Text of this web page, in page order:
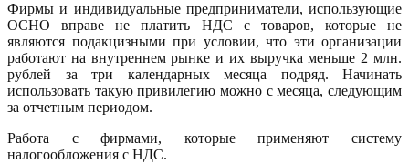
Фирмы и индивидуальные предприниматели, использующие
ОСНО вправе не платить НДС с товаров, которые не
являются подакцизными при условии, что эти организации
работают на внутреннем рынке и их выручка меньше 2 млн.
рублей за три календарных месяца подряд. Начинать
использовать такую привилегию можно с месяца, следующим
за отчетным периодом.
Работа с фирмами, которые применяют систему
налогообложения с НДС.